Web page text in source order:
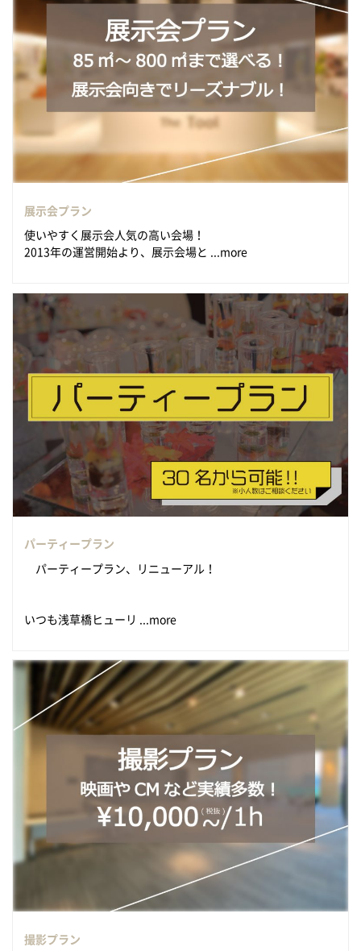
展示会プラン
使いやすく展示会人気の高い会場！
2013年の運営開始より、展示会場と ...more
パーティープラン
パーティープラン、リニューアル！
いつも浅草橋ヒューリ ...more
撮影プラン